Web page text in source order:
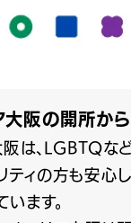
大阪の開所か
阪は、LGBTQ
ティの方も安心
ます。